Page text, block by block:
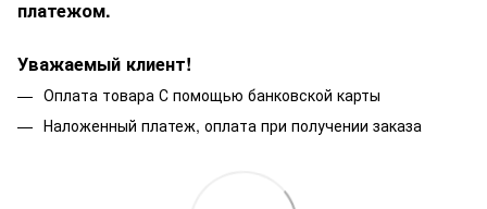
платежом.
Уважаемый клиент!
Оплата товара С помощью банковской карты
Наложенный платеж, оплата при получении заказа